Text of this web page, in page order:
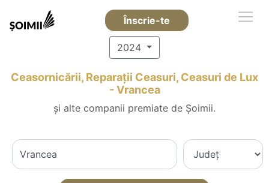
Înscrie-te
2024
Ceasornicării, Reparații Ceasuri, Ceasuri de Lux
- Vrancea
și alte companii premiate de Șoimii.